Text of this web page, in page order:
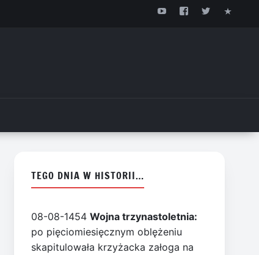
TEGO DNIA W HISTORII…
08-08-1454Wojna trzynastoletnia:
po pięciomiesięcznym oblężeniu
skapitulowała krzyżacka załoga na